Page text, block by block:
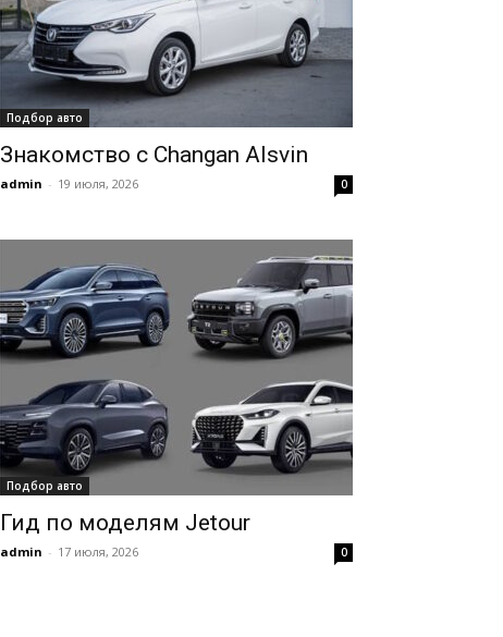
Подбор авто
Знакомство с Changan Alsvin
admin - 19 июля, 2026 0
Подбор авто
Гид по моделям Jetour
admin - 17 июля, 2026 0